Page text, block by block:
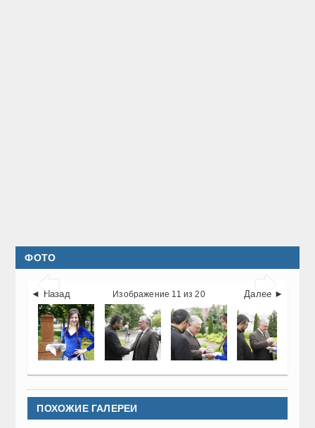
ФОТО
 
◄ Назад Далее ►
Изображение 11 из 20
ПОХОЖИЕ ГАЛЕРЕИ